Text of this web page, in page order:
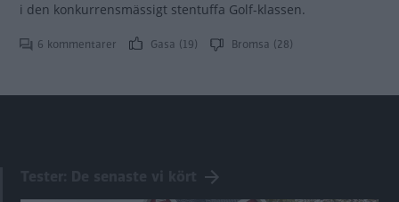
i den konkurrensmässigt stentuffa Golf-klassen.
6 kommentarer Gasa (19) Bromsa (28)